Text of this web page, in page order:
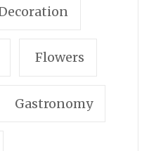
Flowers
Gastronomy